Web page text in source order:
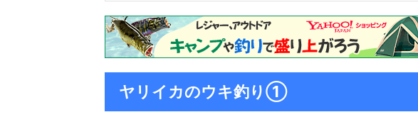
ヤリイカのウキ釣り①